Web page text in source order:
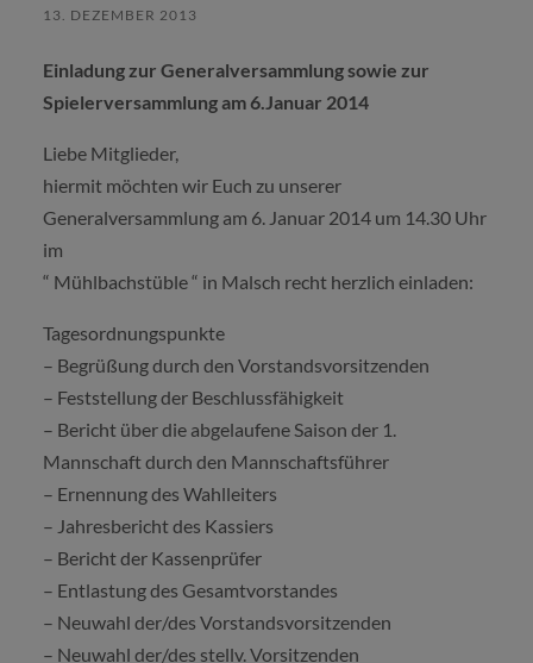
13. DEZEMBER 2013
Einladung zur Generalversammlung sowie zur
Spielerversammlung am 6.Januar 2014
Liebe Mitglieder,
hiermit möchten wir Euch zu unserer
Generalversammlung am 6. Januar 2014 um 14.30 Uhr
im
“ Mühlbachstüble “ in Malsch recht herzlich einladen:
Tagesordnungspunkte
– Begrüßung durch den Vorstandsvorsitzenden
– Feststellung der Beschlussfähigkeit
– Bericht über die abgelaufene Saison der 1.
Mannschaft durch den Mannschaftsführer
– Ernennung des Wahlleiters
– Jahresbericht des Kassiers
– Bericht der Kassenprüfer
– Entlastung des Gesamtvorstandes
– Neuwahl der/des Vorstandsvorsitzenden
– Neuwahl der/des stellv. Vorsitzenden